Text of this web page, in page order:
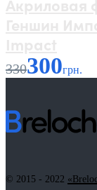
330300грн.
© 2015 - 2022